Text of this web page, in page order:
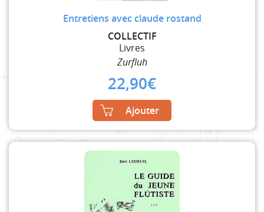
Entretiens avec claude rostand
COLLECTIF
Livres
Zurfluh
22,90€
Ajouter